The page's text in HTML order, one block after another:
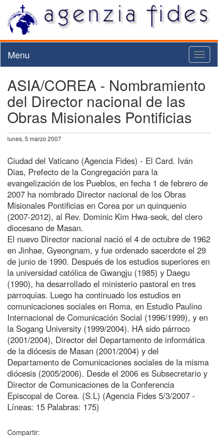
Menu
ASIA/COREA - Nombramiento
del Director nacional de las
Obras Misionales Pontificias
lunes, 5 marzo 2007
Ciudad del Vaticano (Agencia Fides) - El Card. Iván
Dias, Prefecto de la Congregación para la
evangelización de los Pueblos, en fecha 1 de febrero de
2007 ha nombrado Director nacional de los Obras
Misionales Pontificias en Corea por un quinquenio
(2007-2012), al Rev. Dominic Kim Hwa-seok, del clero
diocesano de Masan.
El nuevo Director nacional nació el 4 de octubre de 1962
en Jinhae, Gyeongnam, y fue ordenado sacerdote el 29
de junio de 1990. Después de los estudios superiores en
la universidad católica de Gwangju (1985) y Daegu
(1990), ha desarrollado el ministerio pastoral en tres
parroquias. Luego ha continuado los estudios en
comunicaciones sociales en Roma, en Estudio Paulino
Internacional de Comunicación Social (1996/1999), y en
la Sogang University (1999/2004). HA sido párroco
(2001/2004), Director del Departamento de informática
de la diócesis de Masan (2001/2004) y del
Departamento de Comunicaciones sociales de la misma
diócesis (2005/2006). Desde el 2006 es Subsecretario y
Director de Comunicaciones de la Conferencia
Episcopal de Corea. (S.L) (Agencia Fides 5/3/2007 -
Líneas: 15 Palabras: 175)
Compartir: